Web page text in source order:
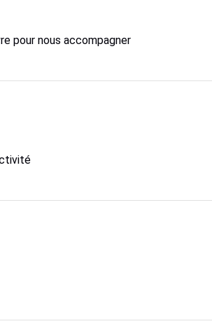
pour nous accompagner